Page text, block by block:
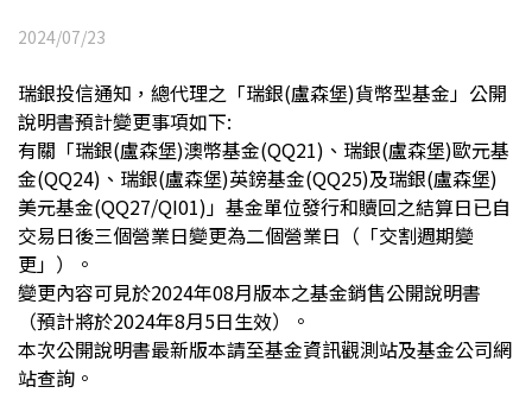
2024/07/23
瑞銀投信通知，總代理之「瑞銀(盧森堡)貨幣型基金」公開
說明書預計變更事項如下:
有關「瑞銀(盧森堡)澳幣基金(QQ21)、瑞銀(盧森堡)歐元基
金(QQ24)、瑞銀(盧森堡)英鎊基金(QQ25)及瑞銀(盧森堡)
美元基金(QQ27/QI01)」基金單位發行和贖回之結算日已自
交易日後三個營業日變更為二個營業日（「交割週期變
更」）。
變更內容可見於2024年08月版本之基金銷售公開說明書
（預計將於2024年8月5日生效）。
本次公開說明書最新版本請至基金資訊觀測站及基金公司網
站查詢。